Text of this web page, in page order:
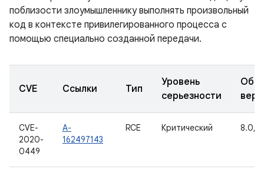
поблизости злоумышленнику выполнять произвольный
код в контексте привилегированного процесса с
помощью специально созданной передачи.
CVE Ссылки Тип
Уровень
серьезности
CVE-
2020-
0449
A-
162497143
RCE Критический 8.0,